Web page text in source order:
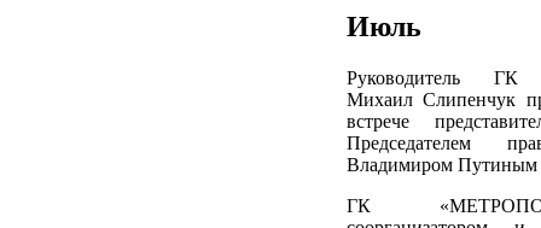
Июль
Руководитель
Михаил Слипенчук
встрече
Председателем
Владимиром Путиным
ГК